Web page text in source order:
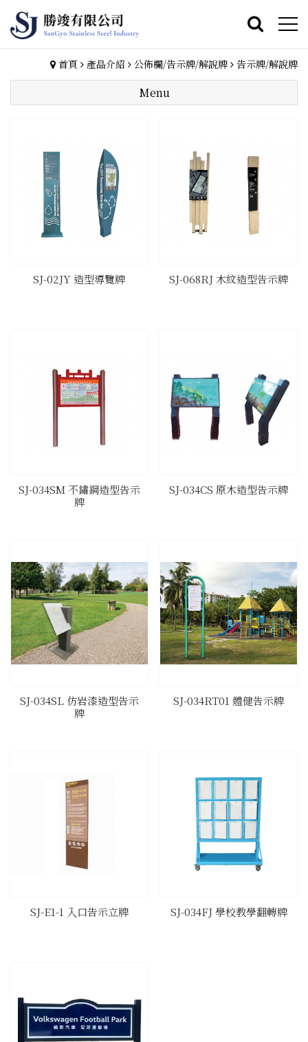
首頁 產品介紹 公佈欄/告示牌/解說牌 告示牌/解說牌
Menu
SJ-02JY 造型導覽牌 SJ-068RJ 木紋造型告示牌
SJ-034SM 不鏽鋼造型告示
牌
SJ-034CS 原木造型告示牌
SJ-034SL 仿岩漆造型告示
牌
SJ-034RT01 體健告示牌
SJ-E1-1 入口告示立牌 SJ-034FJ 學校教學翻轉牌